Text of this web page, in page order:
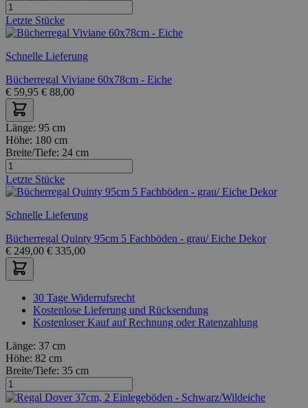
Letzte Stücke
Schnelle Lieferung
Bücherregal Viviane 60x78cm - Eiche
€ 59,95 € 88,00
Länge: 95 cm
Höhe: 180 cm
Breite/Tiefe: 24 cm
Letzte Stücke
Schnelle Lieferung
Bücherregal Quinty 95cm 5 Fachböden - grau/ Eiche Dekor
€ 249,00 € 335,00
30 Tage Widerrufsrecht
Kostenlose Lieferung und Rücksendung
Kostenloser Kauf auf Rechnung oder Ratenzahlung
Länge: 37 cm
Höhe: 82 cm
Breite/Tiefe: 35 cm